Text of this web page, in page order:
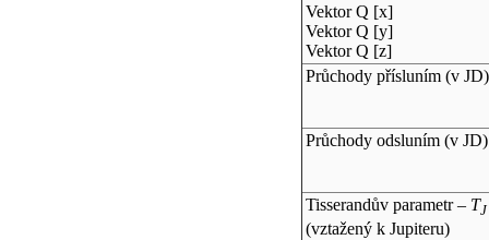
Vektor Q [x]
Vektor Q [y]
Vektor Q [z]
Průchody přísluním (v JD)
Průchody odsluním (v JD)
Tisserandův parametr – TJ
(vztažený k Jupiteru)